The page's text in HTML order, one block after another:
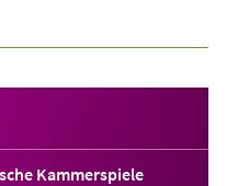
Kammerspiele